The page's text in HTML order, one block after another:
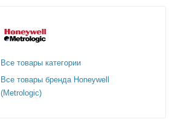
Все товары категории
Все товары бренда Honeywell
(Metrologic)